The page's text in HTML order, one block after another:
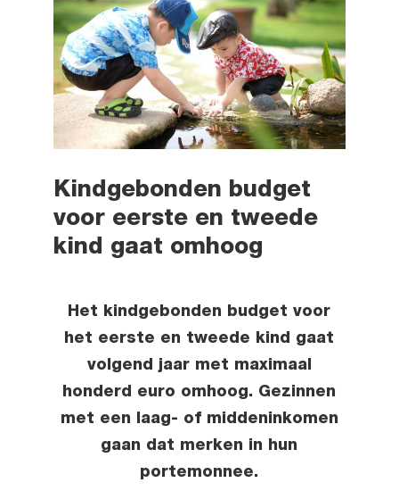
Kindgebonden budget
voor eerste en tweede
kind gaat omhoog
Het kindgebonden budget voor
het eerste en tweede kind gaat
volgend jaar met maximaal
honderd euro omhoog. Gezinnen
met een laag- of middeninkomen
gaan dat merken in hun
portemonnee.